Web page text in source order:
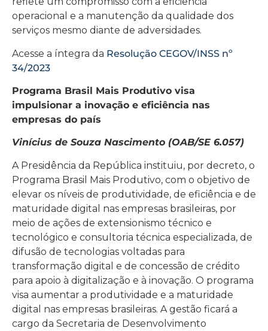
operacional e a manutenção da qualidade dos
serviços mesmo diante de adversidades.
Acesse a íntegra da Resolução CEGOV/INSS nº
34/2023
Programa Brasil Mais Produtivo visa
impulsionar a inovação e eficiência nas
empresas do país
Vinícius de Souza Nascimento (OAB/SE 6.057)
A Presidência da República instituiu, por decreto, o
Programa Brasil Mais Produtivo, com o objetivo de
elevar os níveis de produtividade, de eficiência e de
maturidade digital nas empresas brasileiras, por
meio de ações de extensionismo técnico e
tecnológico e consultoria técnica especializada, de
difusão de tecnologias voltadas para
transformação digital e de concessão de crédito
para apoio à digitalização e à inovação. O programa
visa aumentar a produtividade e a maturidade
digital nas empresas brasileiras. A gestão ficará a
cargo da Secretaria de Desenvolvimento